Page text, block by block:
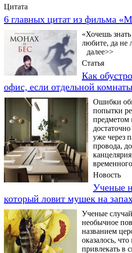
Цитата
6 главных цитат из фильма
«Хочешь
любите, да не
далее>>
Статья
Как
офис, если отдельной
Ошибки
попытки
предметом
уже через
провода,
Новость
Ученые
который ловит мушек на
Ученые
необычное
названием
оказалось,
привлекать в